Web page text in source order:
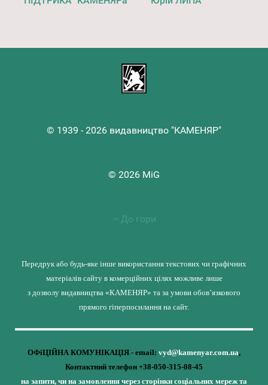
© 1939 - 2026 видавництво "КАМЕНЯР"
© 2026 MiG
До гори
Передрук або будь-яке інше використання текстових чи графічних
матеріалів сайту в комерційних цілях можливе лише
з дозволу видавництва «КАМЕНЯР» та за умови обов’язкового
прямого гіперпосилання на сайт.
ОФіЦІЙНА КОМУНІКАЦІЯ - email: vyd@kamenyar.com.ua,
Контактний телефон +38-050-315-08-45
на запити, чи на замовлення через сторінки соціальних мереж та